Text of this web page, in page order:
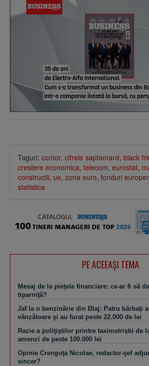
Taguri: contor, cifrele saptamanii, black
crestere economica, telecom, eurostat,
constructii, ue, zona euro, fonduri
statistica
PE ACEEAŞI TEMA
Mesaj de la pieţele financiare: ce-ar fi să
tiparniţă?
Jaf la o benzinărie din Blaj: Patru bărbaţi
vânzătoare şi au furat peste 22.000 de lei
Razie a poliţiştilor printre taximetriştii de
amenzi de peste 100.000 lei
Opinie Crenguţa Nicolae, redactor-şef
sincer?